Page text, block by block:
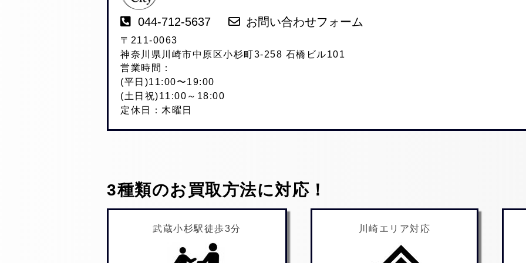
044-712-5637 お問い合わせフォーム
〒211-0063
神奈川県川崎市中原区小杉町3-258 石橋ビル101
営業時間：
(平日)11:00〜19:00
(土日祝)11:00～18:00
定休日：木曜日
3種類のお買取方法に対応！
武蔵小杉駅徒歩3分 川崎エリア対応